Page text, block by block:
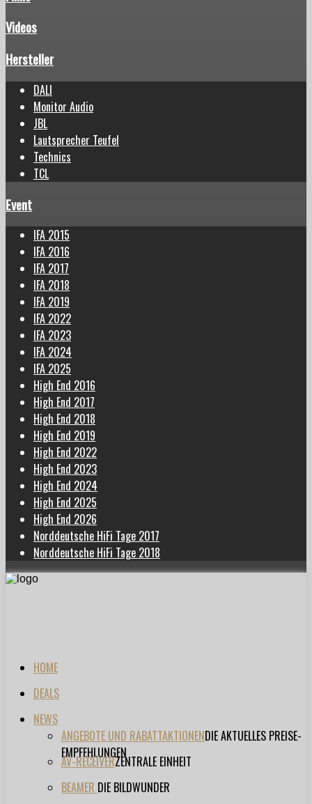
Videos
Hersteller
DALI
Monitor Audio
JBL
Lautsprecher Teufel
Technics
TCL
Event
IFA 2015
IFA 2016
IFA 2017
IFA 2018
IFA 2019
IFA 2022
IFA 2023
IFA 2024
IFA 2025
High End 2016
High End 2017
High End 2018
High End 2019
High End 2022
High End 2023
High End 2024
High End 2025
High End 2026
Norddeutsche HiFi Tage 2017
Norddeutsche HiFi Tage 2018
HOME
DEALS
NEWS
ANGEBOTE UND RABATTAKTIONENDIE AKTUELLES PREISE-
EMPFEHLUNGEN
AV-RECEIVERZENTRALE EINHEIT
BEAMER DIE BILDWUNDER